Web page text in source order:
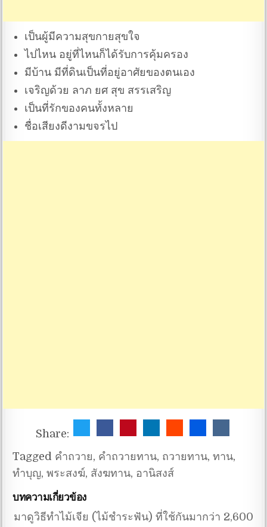
เป็นผู้มีความสุขกายสุขใจ
ไปไหน อยู่ที่ไหนก็ได้รับการคุ้มครอง
มีบ้าน มีที่ดินเป็นที่อยู่อาศัยของตนเอง
เจริญด้วย ลาภ ยศ สุข สรรเสริญ
เป็นที่รักของคนทั้งหลาย
ชื่อเสียงดีงามขจรไป
Share:
Tagged คำถวาย, คำถวายทาน, ถวายทาน,ทาน,
ทำบุญ,พระสงฆ์, สังฆทาน, อานิสงส์
บทความเกี่ยวข้อง
มาดูวิธีทำไม้เจีย (ไม้ชำระฟัน) ที่ใช้กันมากว่า 2,600